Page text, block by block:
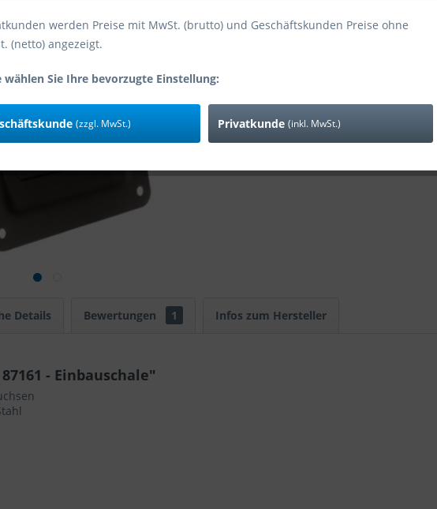
Details Bewertungen 1 Infos zum Hersteller
- Einbauschale"
werden Preise mit MwSt. (brutto) und Geschäftskunden Preise ohne
(netto) angezeigt.
wählen Sie Ihre bevorzugte Einstellung:
(zzgl. MwSt.) Privatkunde (inkl. MwSt.)